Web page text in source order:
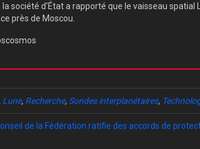
société d'État a rapporté que le vaisseau
près de Moscou.
Lune, Recherche, Sondes interplanétaires,
de la Fédération ratifie des accords de